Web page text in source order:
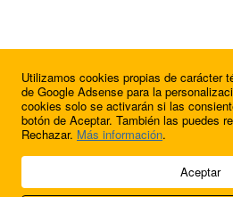
© 2009 - 2026 Soluciones Corporativas IP, SL.
Utilizamos cookies propias de carácter
de Google Adsense para la
cookies solo se activarán si las
botón de Aceptar. También las puedes
Rechazar. Más información.
Aceptar